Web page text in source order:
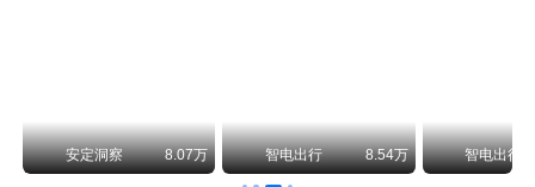
安定洞察 8.07万 智电出行 8.54万 智电出行